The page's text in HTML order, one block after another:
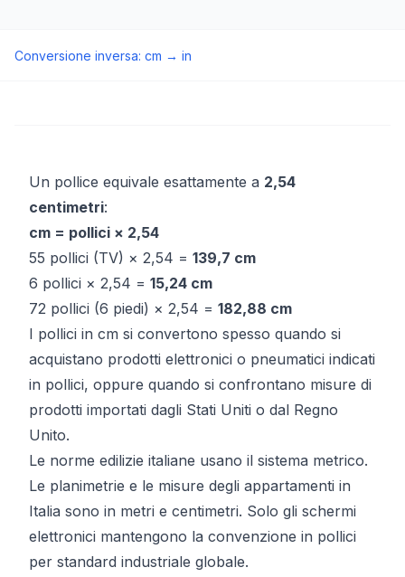
Conversione inversa: cm → in
Un pollice equivale esattamente a 2,54
centimetri:
cm = pollici × 2,54
55 pollici (TV) × 2,54 = 139,7 cm
6 pollici × 2,54 = 15,24 cm
72 pollici (6 piedi) × 2,54 = 182,88 cm
I pollici in cm si convertono spesso quando si
acquistano prodotti elettronici o pneumatici indicati
in pollici, oppure quando si confrontano misure di
prodotti importati dagli Stati Uniti o dal Regno
Unito.
Le norme edilizie italiane usano il sistema metrico.
Le planimetrie e le misure degli appartamenti in
Italia sono in metri e centimetri. Solo gli schermi
elettronici mantengono la convenzione in pollici
per standard industriale globale.